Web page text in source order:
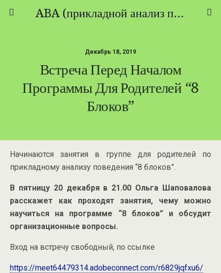
ABA (прикладной анализ поведения) - ТЕОРИЯ И ПРАКТИКА
Декабрь 18, 2019
Встреча Перед Началом
Программы Для Родителей “8
Блоков”
Начинаются занятия в группе для родителей по
прикладному анализу поведения “8 блоков”.
В пятницу 20 декабря в 21.00 Ольга Шаповалова
расскажет как проходят занятия, чему можно
научиться на программе “8 блоков” и обсудит
организационные вопросы.
Вход на встречу свободный, по ссылке
https://meet64479314.adobeconnect.com/r6829jqfxu6/